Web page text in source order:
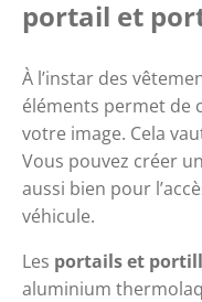
portail et
À l’instar des
éléments permet de
votre image. Cela
Vous pouvez créer
aussi bien pour
véhicule.
Les portails et
aluminium